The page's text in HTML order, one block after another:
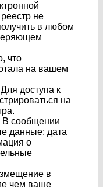
не
в любом
что
на вашем
доступа к
на
В сообщении
данные: дата
о
в
чем ваше